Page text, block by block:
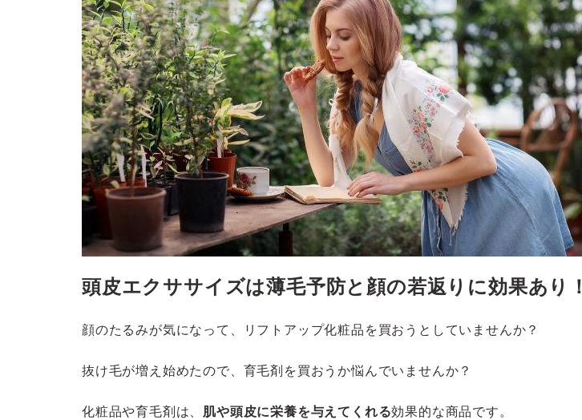
頭皮エクササイズは薄毛予防と顔の若返りに効果あり！
顔のたるみが気になって、リフトアップ化粧品を買おうとしていませんか？
抜け毛が増え始めたので、育毛剤を買おうか悩んでいませんか？
化粧品や育毛剤は、 肌や頭皮に栄養を与えてくれる効果的な商品です。